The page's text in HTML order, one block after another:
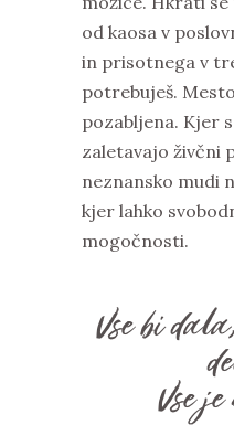
od kaosa v
in prisotnega v
potrebuješ.
pozabljena. Kjer
zaletavajo živčni
neznansko mudi
kjer lahko
mogočnosti.
Vse bi
Vse